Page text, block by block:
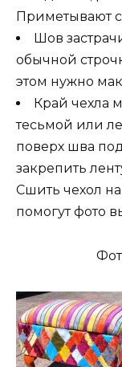
Приметывают
Шов
обычной
этом нужно
Край чехла
тесьмой или
поверх шва
закрепить
Сшить чехол
помогут фото